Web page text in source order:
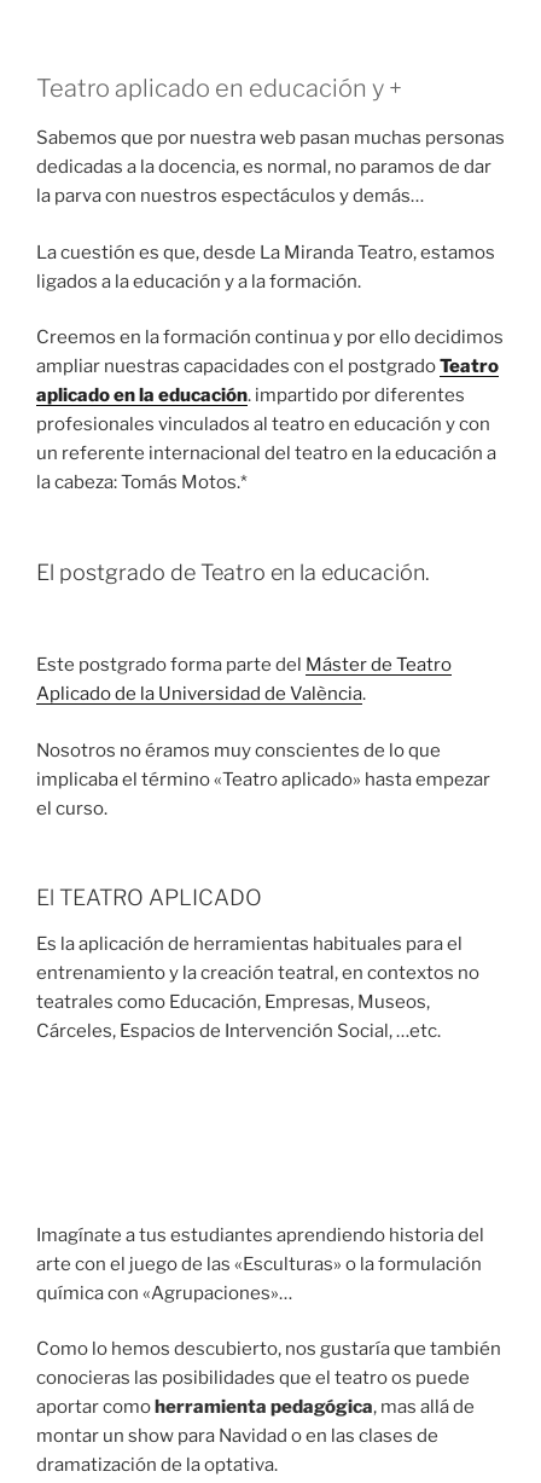
Teatro aplicado en educación y +
Sabemos que por nuestra web pasan muchas personas
dedicadas a la docencia, es normal, no paramos de dar
la parva con nuestros espectáculos y demás…
La cuestión es que, desde La Miranda Teatro, estamos
ligados a la educación y a la formación.
Creemos en la formación continua y por ello decidimos
ampliar nuestras capacidades con el postgradoTeatro
aplicado en la educación. impartido por diferentes
profesionales vinculados al teatro en educación y con
un referente internacional del teatro en la educación a
la cabeza: Tomás Motos.*
El postgrado de Teatro en la educación.
Este postgrado forma parte del Máster de Teatro
Aplicado de la Universidad de València.
Nosotros no éramos muy conscientes de lo que
implicaba el término «Teatro aplicado» hasta empezar
el curso.
El TEATRO APLICADO
Es la aplicación de herramientas habituales para el
entrenamiento y la creación teatral, en contextos no
teatrales como Educación, Empresas, Museos,
Cárceles, Espacios de Intervención Social, …etc.
Imagínate a tus estudiantes aprendiendo historia del
arte con el juego de las «Esculturas» o la formulación
química con «Agrupaciones»…
Como lo hemos descubierto, nos gustaría que también
conocieras las posibilidades que el teatro os puede
aportar comoherramienta pedagógica, mas allá de
montar un show para Navidad o en las clases de
dramatización de la optativa.